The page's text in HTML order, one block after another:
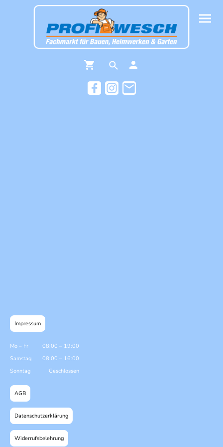
Impressum
Mo – Fr 08:00 – 19:00
Samstag
08:00 – 16:00
Sonntag
Geschlossen
AGB
Datenschutzerklärung
Widerrufsbelehrung